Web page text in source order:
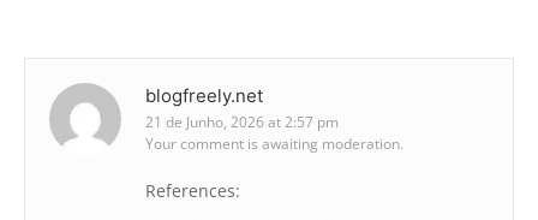
blogfreely.net
21 de Junho, 2026 at 2:57 pm
Your comment is awaiting moderation.
References: